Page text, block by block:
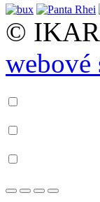
© IKAR
webové